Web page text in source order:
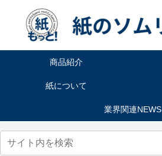
商品紹介
紙について
業界関連NEWS